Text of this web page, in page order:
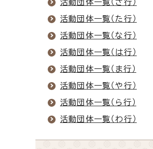
活動団体一覧（さ行）
活動団体一覧（た行）
活動団体一覧（な行）
活動団体一覧（は行）
活動団体一覧（ま行）
活動団体一覧（や行）
活動団体一覧（ら行）
活動団体一覧（わ行）